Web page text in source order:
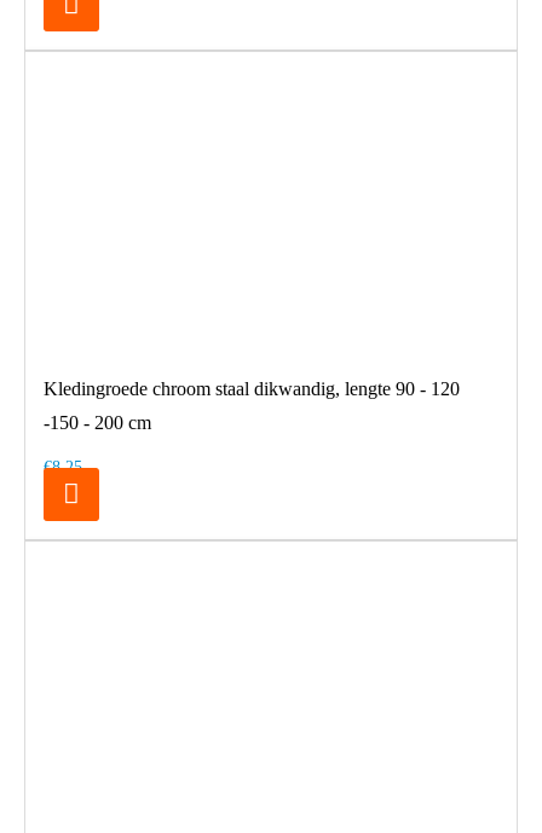
Kledingroede chroom staal dikwandig, lengte 90 - 120
-150 - 200 cm
€8,25